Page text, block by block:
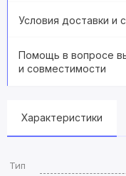
Условия доставки и
Помощь в вопросе
и совместимости
Характеристики
Тип